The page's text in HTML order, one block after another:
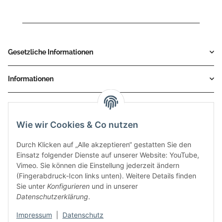
Wie wir Cookies & Co nutzen
Durch Klicken auf „Alle akzeptieren“ gestatten Sie den
Einsatz folgender Dienste auf unserer Website: YouTube,
Vimeo. Sie können die Einstellung jederzeit ändern
(Fingerabdruck-Icon links unten). Weitere Details finden
Sie unter Konfigurieren und in unserer
Datenschutzerklärung.
Impressum Datenschutz
Gesetzliche Informationen
Informationen